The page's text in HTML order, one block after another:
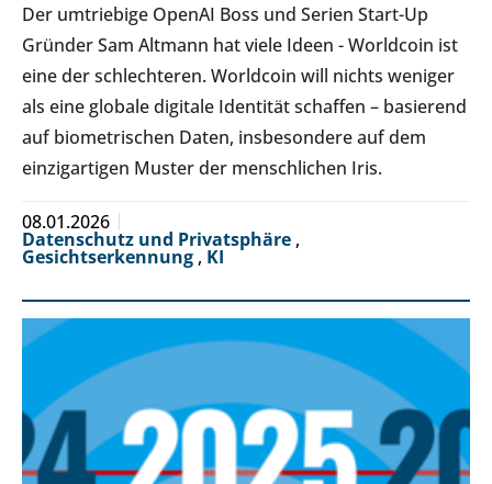
Der umtriebige OpenAI Boss und Serien Start-Up
Gründer Sam Altmann hat viele Ideen - Worldcoin ist
eine der schlechteren. Worldcoin will nichts weniger
als eine globale digitale Identität schaffen – basierend
auf biometrischen Daten, insbesondere auf dem
einzigartigen Muster der menschlichen Iris.
08.01.2026
Datenschutz und Privatsphäre ,
Gesichtserkennung , KI